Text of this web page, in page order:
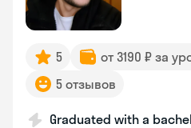
5 от 3190 ₽ за
5 отзывов
Graduated with a